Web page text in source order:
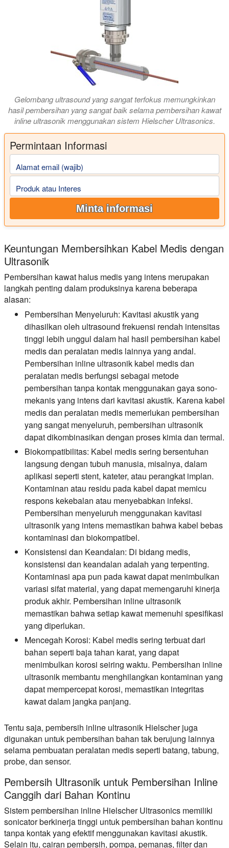
Gelombang ultrasound yang sangat terfokus memungkinkan
hasil pembersihan yang sangat baik selama pembersihan kawat
inline ultrasonik menggunakan sistem Hielscher Ultrasonics.
Permintaan Informasi
Alamat email (wajib)
Produk atau Interes
Minta informasi
Keuntungan Membersihkan Kabel Medis dengan
Ultrasonik
Pembersihan kawat halus medis yang intens merupakan
langkah penting dalam produksinya karena beberapa
alasan:
Pembersihan Menyeluruh: Kavitasi akustik yang
dihasilkan oleh ultrasound frekuensi rendah intensitas
tinggi lebih unggul dalam hal hasil pembersihan kabel
medis dan peralatan medis lainnya yang andal.
Pembersihan inline ultrasonik kabel medis dan
peralatan medis berfungsi sebagai metode
pembersihan tanpa kontak menggunakan gaya sono-
mekanis yang intens dari kavitasi akustik. Karena kabel
medis dan peralatan medis memerlukan pembersihan
yang sangat menyeluruh, pembersihan ultrasonik
dapat dikombinasikan dengan proses kimia dan termal.
Biokompatibilitas: Kabel medis sering bersentuhan
langsung dengan tubuh manusia, misalnya, dalam
aplikasi seperti stent, kateter, atau perangkat implan.
Kontaminan atau residu pada kabel dapat memicu
respons kekebalan atau menyebabkan infeksi.
Pembersihan menyeluruh menggunakan kavitasi
ultrasonik yang intens memastikan bahwa kabel bebas
kontaminasi dan biokompatibel.
Konsistensi dan Keandalan: Di bidang medis,
konsistensi dan keandalan adalah yang terpenting.
Kontaminasi apa pun pada kawat dapat menimbulkan
variasi sifat material, yang dapat memengaruhi kinerja
produk akhir. Pembersihan inline ultrasonik
memastikan bahwa setiap kawat memenuhi spesifikasi
yang diperlukan.
Mencegah Korosi: Kabel medis sering terbuat dari
bahan seperti baja tahan karat, yang dapat
menimbulkan korosi seiring waktu. Pembersihan inline
ultrasonik membantu menghilangkan kontaminan yang
dapat mempercepat korosi, memastikan integritas
kawat dalam jangka panjang.
Tentu saja, pembersih inline ultrasonik Hielscher juga
digunakan untuk pembersihan bahan tak berujung lainnya
selama pembuatan peralatan medis seperti batang, tabung,
probe, dan sensor.
Pembersih Ultrasonik untuk Pembersihan Inline
Canggih dari Bahan Kontinu
Sistem pembersihan inline Hielscher Ultrasonics memiliki
sonicator berkinerja tinggi untuk pembersihan bahan kontinu
tanpa kontak yang efektif menggunakan kavitasi akustik.
Selain itu, cairan pembersih, pompa, pemanas, filter dan